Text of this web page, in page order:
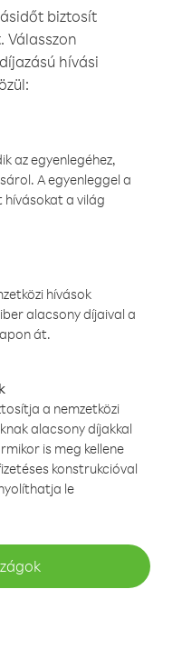
biztosít
Válasszon
hívási
az egyenlegéhez,
A egyenleggel a
a világ
hívások
alacsony díjaival a
át.
a nemzetközi
alacsony díjakkal
is meg kellene
konstrukcióval
le